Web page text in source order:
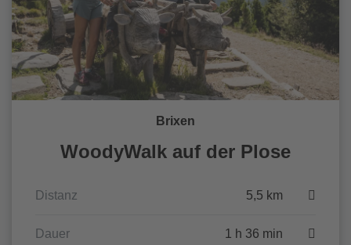
Brixen
WoodyWalk auf der Plose
Distanz 5,5 km
Dauer 1 h 36 min